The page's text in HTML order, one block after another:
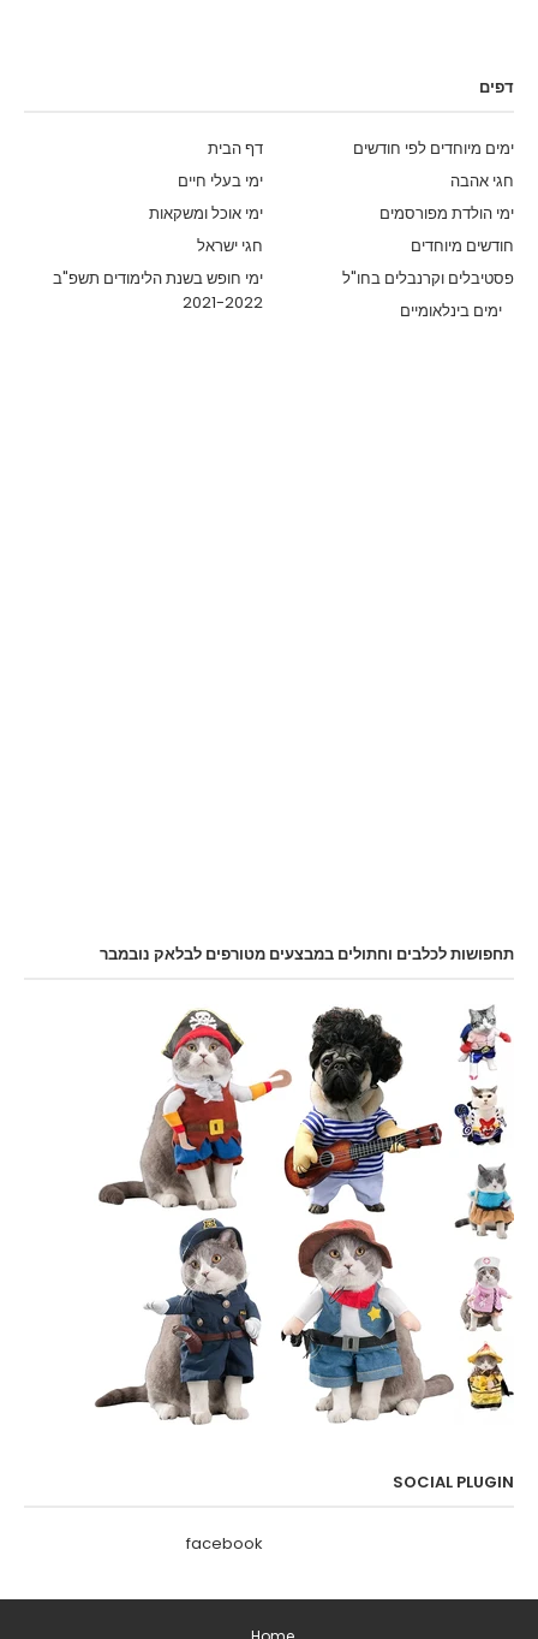
דפים
דף הבית
ימים מיוחדים לפי חודשים
ימי בעלי חיים
חגי אהבה
ימי אוכל ומשקאות
ימי הולדת מפורסמים
חגי ישראל
חודשים מיוחדים
ימי חופש בשנת הלימודים תשפ"ב
2021-2022
פסטיבלים וקרנבלים בחו"ל
ימים בינלאומיים
תחפושות לכלבים וחתולים במבצעים מטורפים לבלאק נובמבר
SOCIAL PLUGIN
facebook